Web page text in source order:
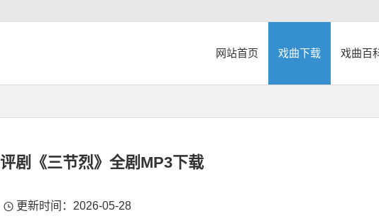
网站首页 戏曲下载 戏曲百
评剧《三节烈》全剧MP3下载
更新时间：2026-05-28